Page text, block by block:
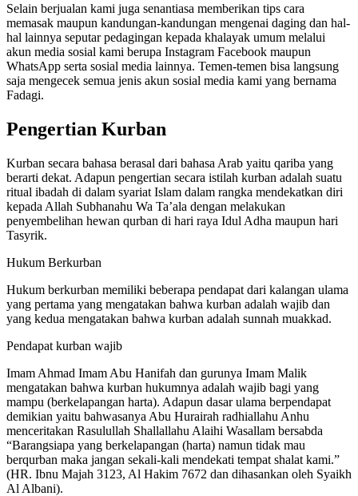
Selain berjualan kami juga senantiasa memberikan tips cara
memasak maupun kandungan-kandungan mengenai daging dan hal-
hal lainnya seputar pedagingan kepada khalayak umum melalui
akun media sosial kami berupa Instagram Facebook maupun
WhatsApp serta sosial media lainnya. Temen-temen bisa langsung
saja mengecek semua jenis akun sosial media kami yang bernama
Fadagi.
Pengertian Kurban
Kurban secara bahasa berasal dari bahasa Arab yaitu qariba yang
berarti dekat. Adapun pengertian secara istilah kurban adalah suatu
ritual ibadah di dalam syariat Islam dalam rangka mendekatkan diri
kepada Allah Subhanahu Wa Ta’ala dengan melakukan
penyembelihan hewan qurban di hari raya Idul Adha maupun hari
Tasyrik.
Hukum Berkurban
Hukum berkurban memiliki beberapa pendapat dari kalangan ulama
yang pertama yang mengatakan bahwa kurban adalah wajib dan
yang kedua mengatakan bahwa kurban adalah sunnah muakkad.
Pendapat kurban wajib
Imam Ahmad Imam Abu Hanifah dan gurunya Imam Malik
mengatakan bahwa kurban hukumnya adalah wajib bagi yang
mampu (berkelapangan harta). Adapun dasar ulama berpendapat
demikian yaitu bahwasanya Abu Hurairah radhiallahu Anhu
menceritakan Rasulullah Shallallahu Alaihi Wasallam bersabda
“Barangsiapa yang berkelapangan (harta) namun tidak mau
berqurban maka jangan sekali-kali mendekati tempat shalat kami.”
(HR. Ibnu Majah 3123, Al Hakim 7672 dan dihasankan oleh Syaikh
Al Albani).